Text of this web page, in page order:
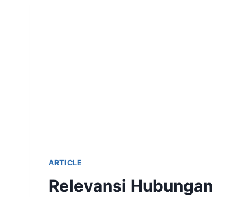
ARTICLE
Relevansi Hubungan